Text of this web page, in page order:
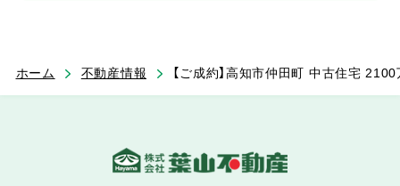
ホーム 不動産情報 【ご成約】高知市仲田町 中古住宅